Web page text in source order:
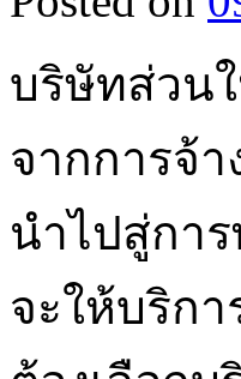
บริษัทส่วน
จากการจ้
นำไปสู่กา
จะให้บริก